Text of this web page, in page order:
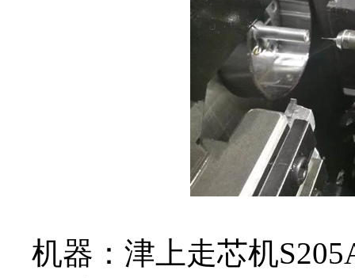
机器：津上走芯机